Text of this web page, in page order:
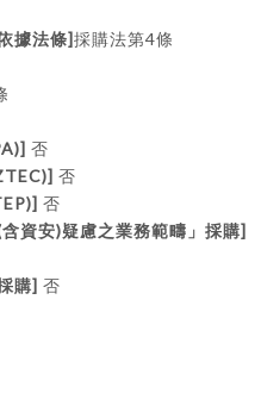
據法條]採購法第4條
否
否
否
含資安)疑慮之業務範疇」採購]
購] 否